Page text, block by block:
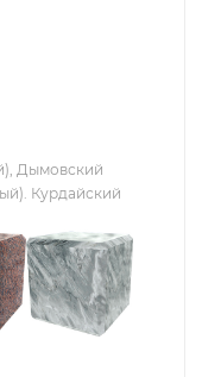
Дымовский
Курдайский